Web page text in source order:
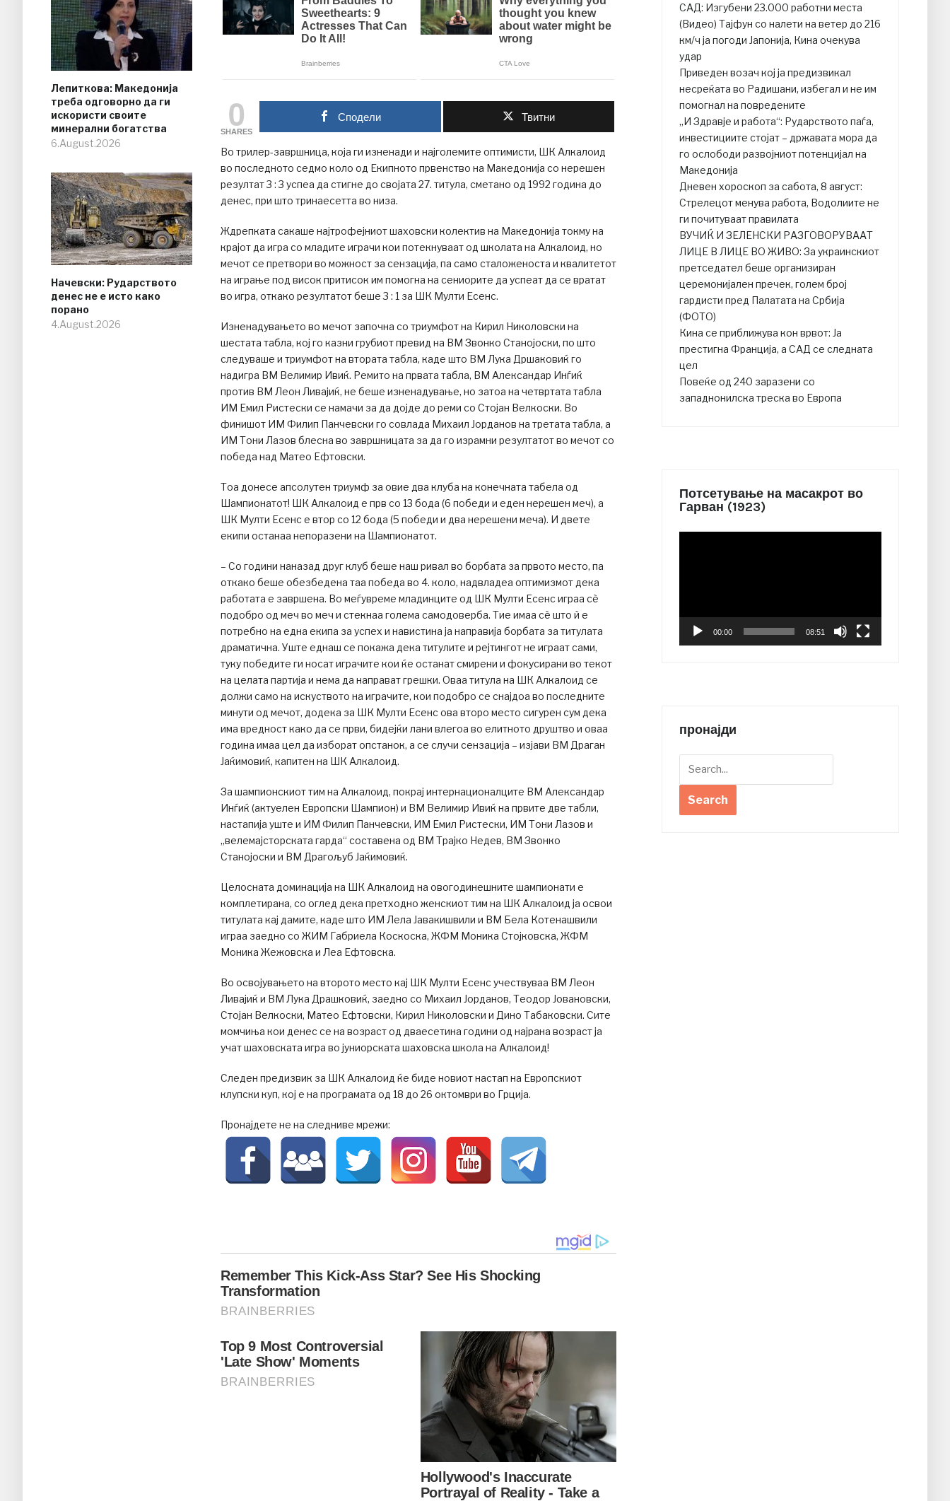
Лепиткова: Македонија
треба одговорно да ги
искористи своите
минерални богатства
6.August.2026
Начевски: Рударството
денес не е исто како
порано
4.August.2026
0
SHARES
Сподели Твитни
Во трилер-завршница, која ги изненади и најголемите оптимисти, ШК Алкалоид
во последното седмо коло од Екипното првенство на Македонија со нерешен
резултат 3 : 3 успеа да стигне до својата 27. титула, сметано од 1992 година до
денес, при што тринаесетта во низа.
Ждрепката сакаше најтрофејниот шаховски колектив на Македонија токму на
крајот да игра со младите играчи кои потекнуваат од школата на Алкалоид, но
мечот се претвори во можност за сензација, па само сталоженоста и квалитетот
на играње под висок притисок им помогна на сениорите да успеат да се вратат
во игра, откако резултатот беше 3 : 1 за ШК Мулти Есенс.
Изненадувањето во мечот започна со триумфот на Кирил Николовски на
шестата табла, кој го казни грубиот превид на ВМ Звонко Станојоски, по што
следуваше и триумфот на втората табла, каде што ВМ Лука Дршаковиќ го
надигра ВМ Велимир Ивиќ. Ремито на првата табла, ВМ Александар Инѓиќ
против ВМ Леон Ливајиќ, не беше изненадување, но затоа на четвртата табла
ИМ Емил Ристески се намачи за да дојде до реми со Стојан Велкоски. Во
финишот ИМ Филип Панчевски го совлада Михаил Јорданов на третата табла, а
ИМ Тони Лазов блесна во завршницата за да го израмни резултатот во мечот со
победа над Матео Ефтовски.
Тоа донесе апсолутен триумф за овие два клуба на конечната табела од
Шампионатот! ШК Алкалоид е прв со 13 бода (6 победи и еден нерешен меч), а
ШК Мулти Есенс е втор со 12 бода (5 победи и два нерешени меча). И двете
екипи останаа непоразени на Шампионатот.
– Со години наназад друг клуб беше наш ривал во борбата за првото место, па
откако беше обезбедена таа победа во 4. коло, надвладеа оптимизмот дека
работата е завршена. Во меѓувреме младинците од ШК Мулти Есенс играа сѐ
подобро од меч во меч и стекнаа голема самодоверба. Тие имаа сѐ што ѝ е
потребно на една екипа за успех и навистина ја направија борбата за титулата
драматична. Уште еднаш се покажа дека титулите и рејтингот не играат сами,
туку победите ги носат играчите кои ќе останат смирени и фокусирани во текот
на целата партија и нема да направат грешки. Оваа титула на ШК Алкалоид се
должи само на искуството на играчите, кои подобро се снајдоа во последните
минути од мечот, додека за ШК Мулти Есенс ова второ место сигурен сум дека
има вредност како да се први, бидејќи лани влегоа во елитното друштво и оваа
година имаа цел да изборат опстанок, а се случи сензација – изјави ВМ Драган
Јаќимовиќ, капитен на ШК Алкалоид.
За шампионскиот тим на Алкалоид, покрај интернационалците ВМ Александар
Инѓиќ (актуелен Европски Шампион) и ВМ Велимир Ивиќ на првите две табли,
настапија уште и ИМ Филип Панчевски, ИМ Емил Ристески, ИМ Тони Лазов и
„велемајсторската гарда“ составена од ВМ Трајко Недев, ВМ Звонко
Станојоски и ВМ Драгољуб Јаќимовиќ.
Целосната доминација на ШК Алкалоид на овогодинешните шампионати е
комплетирана, со оглед дека претходно женскиот тим на ШК Алкалоид ја освои
титулата кај дамите, каде што ИМ Лела Јавакишвили и ВМ Бела Котенашвили
играа заедно со ЖИМ Габриела Коскоска, ЖФМ Моника Стојковска, ЖФМ
Моника Жежовска и Леа Ефтовска.
Во освојувањето на второто место кај ШК Мулти Есенс учествуваа ВМ Леон
Ливајиќ и ВМ Лука Драшковиќ, заедно со Михаил Јорданов, Теодор Јовановски,
Стојан Велкоски, Матео Ефтовски, Кирил Николовски и Дино Табаковски. Сите
момчиња кои денес се на возраст од дваесетина години од најрана возраст ја
учат шаховската игра во јуниорската шаховска школа на Алкалоид!
Следен предизвик за ШК Алкалоид ќе биде новиот настап на Европскиот
клупски куп, кој е на програмата од 18 до 26 октомври во Грција.
Пронајдете не на следниве мрежи:
САД: Изгубени 23.000 работни места
(Видео) Тајфун со налети на ветер до 216
км/ч ја погоди Јапонија, Кина очекува
удар
Приведен возач кој ја предизвикал
несреќата во Радишани, избегал и не им
помогнал на повредените
„И Здравје и работа“: Рударството паѓа,
инвестициите стојат – државата мора да
го ослободи развојниот потенцијал на
Македонија
Дневен хороскоп за сабота, 8 август:
Стрелецот менува работа, Водолиите не
ги почитуваат правилата
ВУЧИЌ И ЗЕЛЕНСКИ РАЗГОВОРУВААТ
ЛИЦЕ В ЛИЦЕ ВО ЖИВО: За украинскиот
претседател беше организиран
церемонијален пречек, голем број
гардисти пред Палатата на Србија
(ФОТО)
Кина се приближува кон врвот: Ја
престигна Франција, а САД се следната
цел
Повеќе од 240 заразени со
западнонилска треска во Европа
Потсетување на масакрот во
Гарван (1923)
00:00 08:51
пронајди